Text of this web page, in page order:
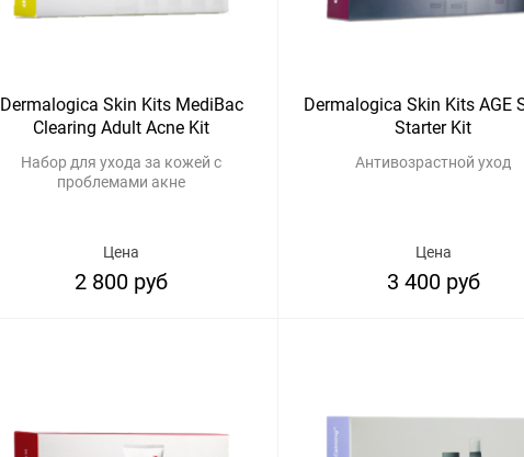
Dermalogica Skin Kits MediBac
Clearing Adult Acne Kit
Набор для ухода за кожей с
проблемами акне
Цена
2 800 руб
Dermalogica Skin Kits AGE
Starter Kit
Антивозрастной уход
Цена
3 400 руб